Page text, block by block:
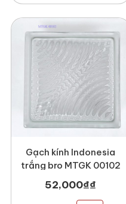
Gạch kính Indonesia
trắng bro MTGK 00102
52,000₫₫